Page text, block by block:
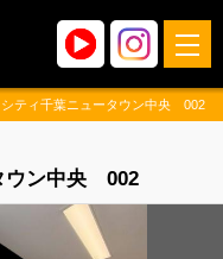
シティ千葉ニュータウン中央 002
ウン中央 002